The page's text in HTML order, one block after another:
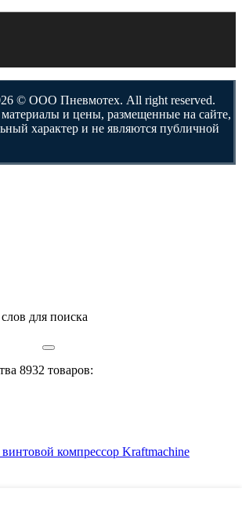
© ООО Пневмотех. All right reserved.
и цены, размещенные на сайте,
характер и не являются публичной
для поиска
8932 товаров:
компрессор Kraftmaсhine